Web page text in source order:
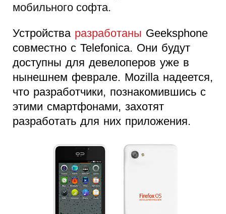
мобильного софта.
Устройства разработаны Geeksphone
совместно с Telefonica. Они будут
доступны для девелоперов уже в
нынешнем феврале. Mozilla надеется,
что разработчики, познакомившись с
этими смартфонами, захотят
разработать для них приложения.